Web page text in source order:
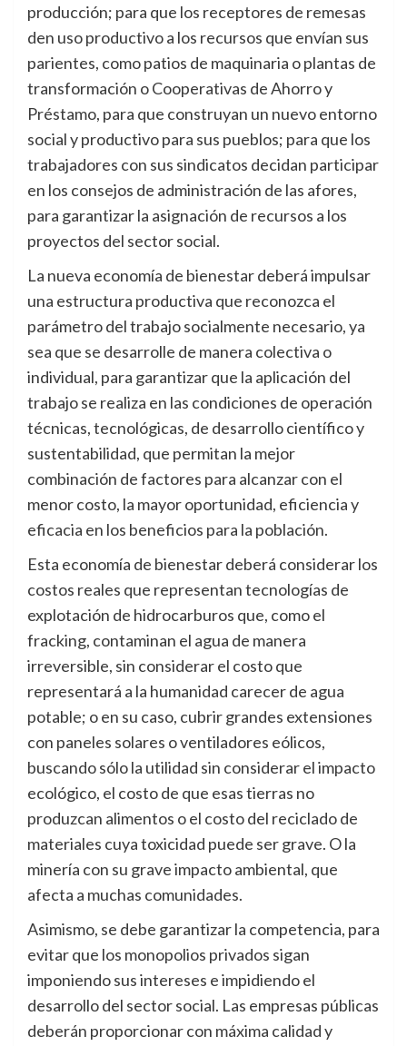
producción; para que los receptores de remesas
den uso productivo a los recursos que envían sus
parientes, como patios de maquinaria o plantas de
transformación o Cooperativas de Ahorro y
Préstamo, para que construyan un nuevo entorno
social y productivo para sus pueblos; para que los
trabajadores con sus sindicatos decidan participar
en los consejos de administración de las afores,
para garantizar la asignación de recursos a los
proyectos del sector social.
La nueva economía de bienestar deberá impulsar
una estructura productiva que reconozca el
parámetro del trabajo socialmente necesario, ya
sea que se desarrolle de manera colectiva o
individual, para garantizar que la aplicación del
trabajo se realiza en las condiciones de operación
técnicas, tecnológicas, de desarrollo científico y
sustentabilidad, que permitan la mejor
combinación de factores para alcanzar con el
menor costo, la mayor oportunidad, eficiencia y
eficacia en los beneficios para la población.
Esta economía de bienestar deberá considerar los
costos reales que representan tecnologías de
explotación de hidrocarburos que, como el
fracking, contaminan el agua de manera
irreversible, sin considerar el costo que
representará a la humanidad carecer de agua
potable; o en su caso, cubrir grandes extensiones
con paneles solares o ventiladores eólicos,
buscando sólo la utilidad sin considerar el impacto
ecológico, el costo de que esas tierras no
produzcan alimentos o el costo del reciclado de
materiales cuya toxicidad puede ser grave. O la
minería con su grave impacto ambiental, que
afecta a muchas comunidades.
Asimismo, se debe garantizar la competencia, para
evitar que los monopolios privados sigan
imponiendo sus intereses e impidiendo el
desarrollo del sector social. Las empresas públicas
deberán proporcionar con máxima calidad y